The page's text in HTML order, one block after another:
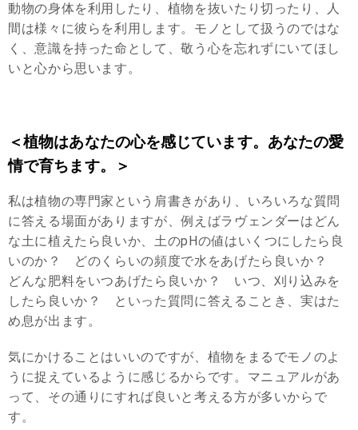
動物の身体を利用したり、植物を抜いたり切ったり、人
間は様々に彼らを利用します。モノとして扱うのではな
く、意識を持った命として、敬う心を忘れずにいてほし
いと心から思います。
＜植物はあなたの心を感じています。あなたの愛
情で育ちます。＞
私は植物の専門家という肩書きがあり、いろいろな質問
に答える場面がありますが、例えばラヴェンダーはどん
な土に植えたら良いか、土のpHの値はいくつにしたら良
いのか？ どのくらいの頻度で水をあげたら良いか？
どんな肥料をいつあげたら良いか？ いつ、刈り込みを
したら良いか？ といった質問に答えることき、実はた
め息が出ます。
気にかけることはいいのですが、植物をまるでモノのよ
うに捉えているように感じるからです。マニュアルがあ
って、その通りにすれば良いと考える方が多いからで
す。